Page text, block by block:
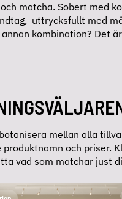
matcha. Sobert med
uttrycksfullt med
kombination? Det
mellan alla
produktnamn och priser.
vad som matchar just